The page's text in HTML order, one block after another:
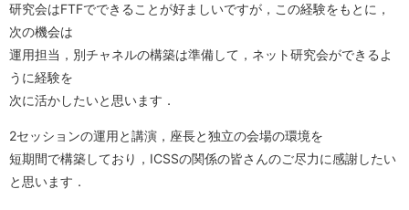
暗号関連論文誌
日本学術会議(セキュリティ・ディベンダビリティ分科会関連)
安全・信頼データ解析研究ユニット
関連教官・企業
情報セキュリティフォーラム
seeds
研究会はFTFでできることが好ましいですが，この経験をもとに，
次の機会は
運用担当，別チャネルの構築は準備して，ネット研究会ができるよ
うに経験を
次に活かしたいと思います．
2セッションの運用と講演，座長と独立の会場の環境を
短期間で構築しており，ICSSの関係の皆さんのご尽力に感謝したい
と思います．